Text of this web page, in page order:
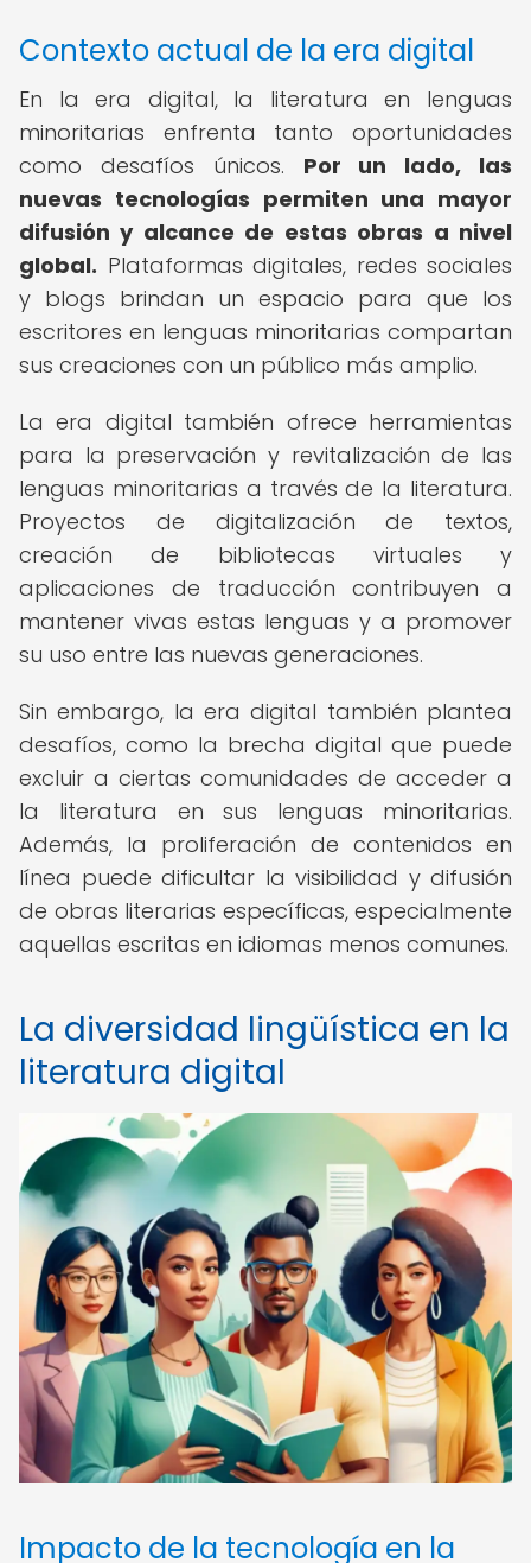
Contexto actual de la era digital
En la era digital, la literatura en lenguas
minoritarias enfrenta tanto oportunidades
como desafíos únicos. Por un lado, las
nuevas tecnologías permiten una mayor
difusión y alcance de estas obras a nivel
global. Plataformas digitales, redes sociales
y blogs brindan un espacio para que los
escritores en lenguas minoritarias compartan
sus creaciones con un público más amplio.
La era digital también ofrece herramientas
para la preservación y revitalización de las
lenguas minoritarias a través de la literatura.
Proyectos de digitalización de textos,
creación de bibliotecas virtuales y
aplicaciones de traducción contribuyen a
mantener vivas estas lenguas y a promover
su uso entre las nuevas generaciones.
Sin embargo, la era digital también plantea
desafíos, como la brecha digital que puede
excluir a ciertas comunidades de acceder a
la literatura en sus lenguas minoritarias.
Además, la proliferación de contenidos en
línea puede dificultar la visibilidad y difusión
de obras literarias específicas, especialmente
aquellas escritas en idiomas menos comunes.
La diversidad lingüística en la
literatura digital
Impacto de la tecnología en la